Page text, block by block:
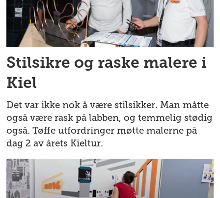
Stilsikre og raske malere i
Kiel
Det var ikke nok å være stilsikker. Man måtte
også være rask på labben, og temmelig stødig
også. Tøffe utfordringer møtte malerne på
dag 2 av årets Kieltur.